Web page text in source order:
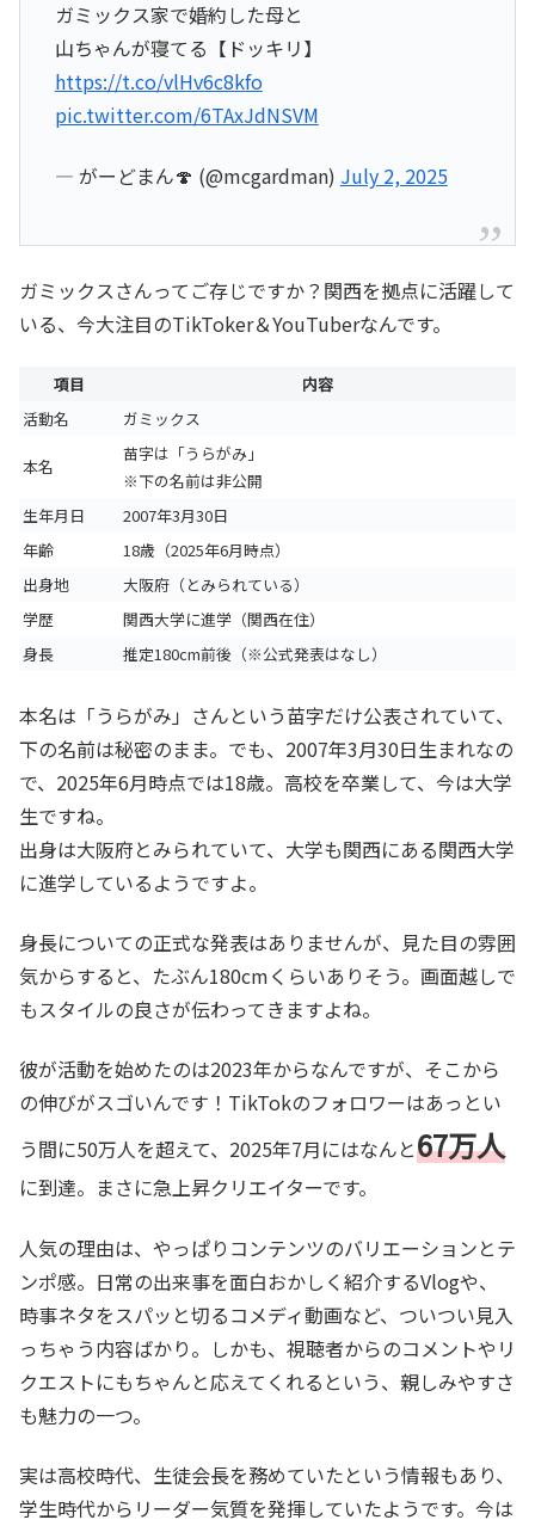
ガミックス家で婚約した母と
山ちゃんが寝てる【ドッキリ】
https://t.co/vlHv6c8kfo
pic.twitter.com/6TAxJdNSVM
— がーどまん🍄 (@mcgardman) July 2, 2025
ガミックスさんってご存じですか？関西を拠点に活躍して
いる、今大注目のTikToker＆YouTuberなんです。
項目
内容
活動名
ガミックス
本名
苗字は「うらがみ」
※下の名前は非公開
生年月日
2007年3月30日
年齢
18歳（2025年6月時点）
出身地
大阪府（とみられている）
学歴
関西大学に進学（関西在住）
身長
推定180cm前後（※公式発表はなし）
本名は「うらがみ」さんという苗字だけ公表されていて、
下の名前は秘密のまま。でも、2007年3月30日生まれなの
で、2025年6月時点では18歳。高校を卒業して、今は大学
生ですね。
出身は大阪府とみられていて、大学も関西にある関西大学
に進学しているようですよ。
身長についての正式な発表はありませんが、見た目の雰囲
気からすると、たぶん180cmくらいありそう。画面越しで
もスタイルの良さが伝わってきますよね。
彼が活動を始めたのは2023年からなんですが、そこから
の伸びがスゴいんです！TikTokのフォロワーはあっとい
う間に50万人を超えて、2025年7月にはなんと67万人
に到達。まさに急上昇クリエイターです。
人気の理由は、やっぱりコンテンツのバリエーションとテ
ンポ感。日常の出来事を面白おかしく紹介するVlogや、
時事ネタをスパッと切るコメディ動画など、ついつい見入
っちゃう内容ばかり。しかも、視聴者からのコメントやリ
クエストにもちゃんと応えてくれるという、親しみやすさ
も魅力の一つ。
実は高校時代、生徒会長を務めていたという情報もあり、
学生時代からリーダー気質を発揮していたようです。今は